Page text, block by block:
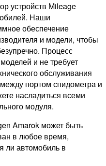
устройств Mileage
Наши
обеспечение
и модели, чтобы
Процесс
и не требует
обслуживания
портом спидометра и
насладиться всеми
модуля.
Amarok может быть
в любое время,
ли автомобиль в